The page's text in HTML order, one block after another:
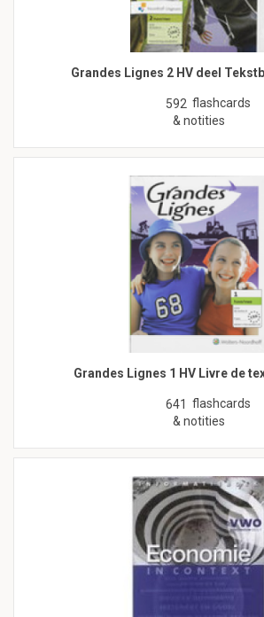
Grandes Lignes 2 HV deel
592 flashcards
& notities
Grandes Lignes 1 HV Livre de
641 flashcards
& notities